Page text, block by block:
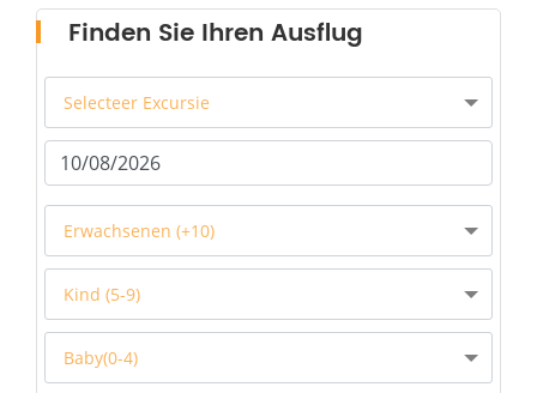
Finden Sie Ihren Ausflug
Selecteer Excursie
Erwachsenen (+10)
Kind (5-9)
Baby(0-4)